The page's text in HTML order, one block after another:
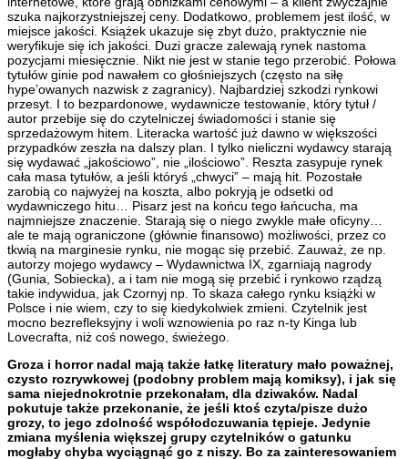
szuka najkorzystniejszej ceny. Dodatkowo, problemem jest ilość, w
miejsce jakości. Książek ukazuje się zbyt dużo, praktycznie nie
weryfikuje się ich jakości. Duzi gracze zalewają rynek nastoma
pozycjami miesięcznie. Nikt nie jest w stanie tego przerobić. Połowa
tytułów ginie pod nawałem co głośniejszych (często na siłę
hype’owanych nazwisk z zagranicy). Najbardziej szkodzi rynkowi
przesyt. I to bezpardonowe, wydawnicze testowanie, który tytuł /
autor przebije się do czytelniczej świadomości i stanie się
sprzedażowym hitem. Literacka wartość już dawno w większości
przypadków zeszła na dalszy plan. I tylko nieliczni wydawcy starają
się wydawać „jakościowo”, nie „ilościowo”. Reszta zasypuje rynek
cała masa tytułów, a jeśli któryś „chwyci” – mają hit. Pozostałe
zarobią co najwyżej na koszta, albo pokryją je odsetki od
wydawniczego hitu… Pisarz jest na końcu tego łańcucha, ma
najmniejsze znaczenie. Starają się o niego zwykle małe oficyny…
ale te mają ograniczone (głównie finansowo) możliwości, przez co
tkwią na marginesie rynku, nie mogąc się przebić. Zauważ, ze np.
autorzy mojego wydawcy – Wydawnictwa IX, zgarniają nagrody
(Gunia, Sobiecka), a i tam nie mogą się przebić i rynkowo rządzą
takie indywidua, jak Czornyj np. To skaza całego rynku książki w
Polsce i nie wiem, czy to się kiedykolwiek zmieni. Czytelnik jest
mocno bezrefleksyjny i woli wznowienia po raz n-ty Kinga lub
Lovecrafta, niż coś nowego, świeżego.
Groza i horror nadal mają także łatkę literatury mało poważnej,
czysto rozrywkowej (podobny problem mają komiksy), i jak się
sama niejednokrotnie przekonałam, dla dziwaków. Nadal
pokutuje także przekonanie, że jeśli ktoś czyta/pisze dużo
grozy, to jego zdolność współodczuwania tępieje. Jedynie
zmiana myślenia większej grupy czytelników o gatunku
mogłaby chyba wyciągnąć go z niszy. Bo za zainteresowaniem